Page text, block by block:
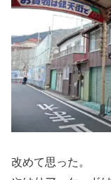
改めて思った。